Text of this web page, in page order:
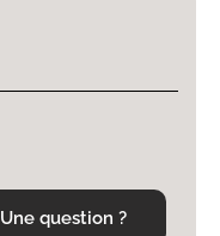
Une question ?